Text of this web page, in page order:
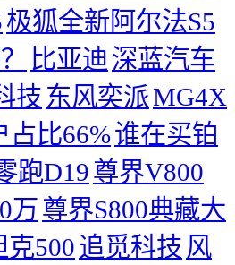
极狐全新阿尔法S5
比亚迪 深蓝汽车
技 东风奕派MG4X
占比66%谁在买铂
跑D19尊界V800
万尊界S800典藏大
克500追觅科技 风